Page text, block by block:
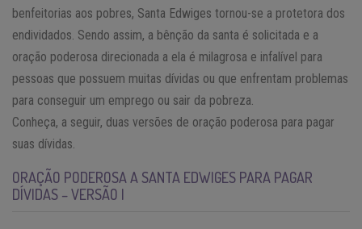
benfeitorias aos pobres, Santa Edwiges tornou-se a protetora dos
endividados. Sendo assim, a bênção da santa é solicitada e a
oração poderosa direcionada a ela é milagrosa e infalível para
pessoas que possuem muitas dívidas ou que enfrentam problemas
para conseguir um emprego ou sair da pobreza.
Conheça, a seguir, duas versões de oração poderosa para pagar
suas dívidas.
ORAÇÃO PODEROSA A SANTA EDWIGES PARA PAGAR
DÍVIDAS – VERSÃO I